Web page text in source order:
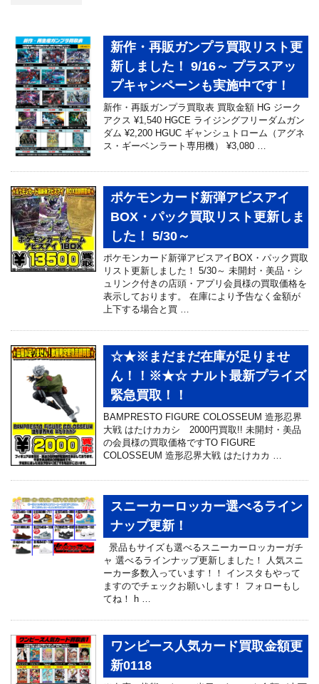
新作・再販ガンプラ買取リスト更
新しました！ 9/16～ プラスアッ
プキャンペーンも実施中です！
新作・再販ガンプラ買取表 買取金額 HG ジーク
アクス ¥1,540 HGCE ライジングフリーダムガン
ダム ¥2,200 HGUC ギャンシュトローム（アグネ
ス・ギーベンラート専用機） ¥3,080 …
ポケモンカード新弾アビスアイ
BOX・パック買取リスト更新しま
した！ 5/30～
ポケモンカード新弾アビスアイBOX・パック買取
リスト更新しました！ 5/30～ 未開封・美品・シ
ュリンク付きの店頭・アプリ会員様の買取価格を
表示しております。 在庫により予告なく金額が
上下する場合と買 …
☆★※まだまだ在庫が足りませ
ん！！※★☆ ナルト最新プライズ
緊急買取！！
BAMPRESTO FIGURE COLOSSEUM 造形忍界
大戦 はたけカカシ 2000円買取!! 未開封・美品
の会員様の買取価格ですTO FIGURE
COLOSSEUM 造形忍界大戦 はたけカカ …
スニーカーロッカー選べるライン
ナップ更新！
景品もサイズも選べるスニーカーロッカーガチ
ャ 選べるラインナップ更新しました！ 人気スニ
ーカー多数入っています！！ インスタもやって
ますのでチェックお願いします！ フォローもし
てね！ h …
ワンピース人気カード買取金額更
新0118